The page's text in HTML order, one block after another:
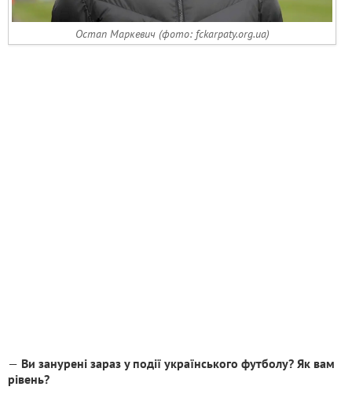
Остап Маркевич (фото: fckarpaty.org.ua)
— Ви занурені зараз у події українського футболу? Як вам
рівень?